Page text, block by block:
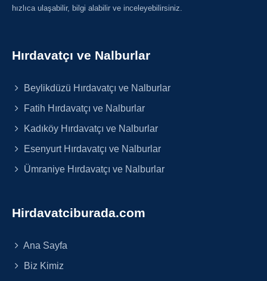
hızlıca ulaşabilir, bilgi alabilir ve inceleyebilirsiniz.
Hırdavatçı ve Nalburlar
Beylikdüzü Hırdavatçı ve Nalburlar
Fatih Hırdavatçı ve Nalburlar
Kadıköy Hırdavatçı ve Nalburlar
Esenyurt Hırdavatçı ve Nalburlar
Ümraniye Hırdavatçı ve Nalburlar
Hirdavatciburada.com
Ana Sayfa
Biz Kimiz